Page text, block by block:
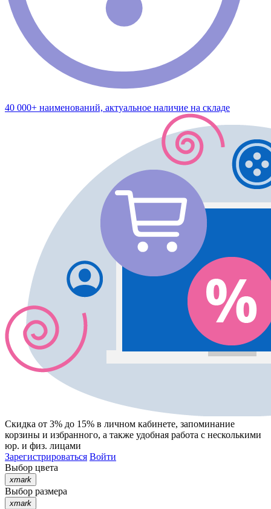
40 000+ наименований, актуальное наличие на складе
Скидка от 3% до 15% в личном кабинете, запоминание
корзины и избранного, а также удобная работа с несколькими
юр. и физ. лицами
Зарегистрироваться Войти
Выбор цвета
xmark
Выбор размера
xmark